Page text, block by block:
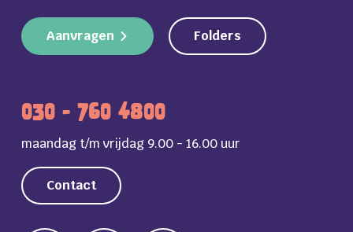
Aanvragen Folders
030 - 760 4800
maandag t/m vrijdag 9.00 - 16.00 uur
Contact